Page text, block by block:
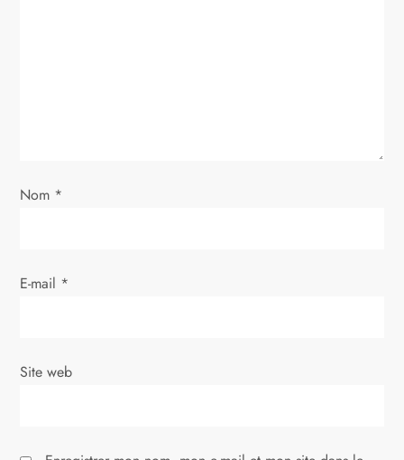
’
r
Nom *
E-mail *
Site web